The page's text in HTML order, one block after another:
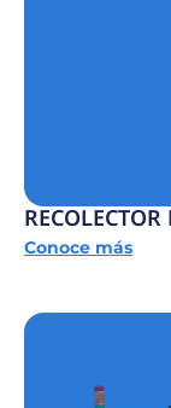
Conoce más